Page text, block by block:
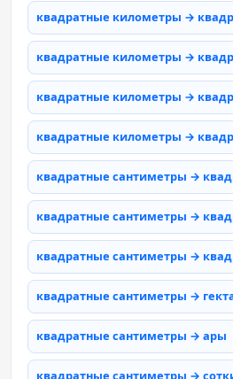
квадратные километры →
квадратные километры →
квадратные километры →
квадратные километры →
квадратные сантиметры →
квадратные сантиметры →
квадратные сантиметры →
квадратные сантиметры →
квадратные сантиметры → ары
квадратные сантиметры →